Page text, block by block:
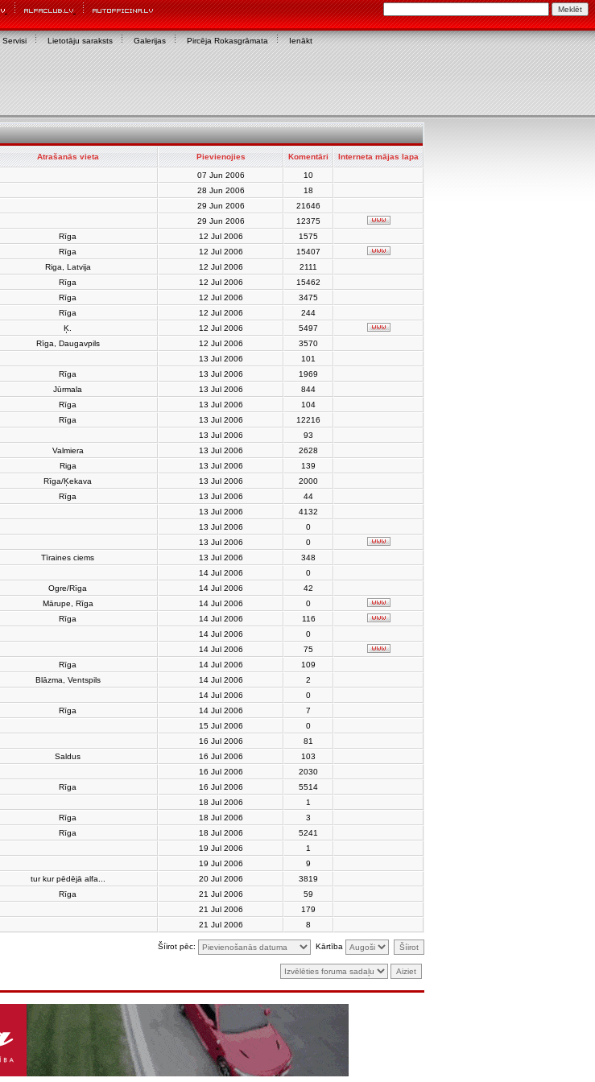
Servisi Lietotāju saraksts Galerijas Pircēja Rokasgrāmata Ienākt
Atrašanās vieta Pievienojies Komentāri Interneta mājas lapa
07 Jun 2006
10
28 Jun 2006
18
29 Jun 2006
21646
29 Jun 2006
12375
Rīga 12 Jul 2006
1575
Rīga 12 Jul 2006
15407
Riga, Latvija 12 Jul 2006
2111
Rīga 12 Jul 2006
15462
Rīga 12 Jul 2006
3475
Rīga 12 Jul 2006
244
Ķ. 12 Jul 2006
5497
Rīga, Daugavpils 12 Jul 2006
3570
13 Jul 2006
101
Rīga 13 Jul 2006
1969
Jūrmala 13 Jul 2006
844
Rīga 13 Jul 2006
104
Rīga 13 Jul 2006
12216
13 Jul 2006
93
Valmiera 13 Jul 2006
2628
Riga 13 Jul 2006
139
Rīga/Ķekava 13 Jul 2006
2000
Rīga 13 Jul 2006
44
13 Jul 2006
4132
13 Jul 2006
0
13 Jul 2006
0
Tīraines ciems 13 Jul 2006
348
14 Jul 2006
0
Ogre/Rīga 14 Jul 2006
42
Mārupe, Rīga 14 Jul 2006
0
Rīga 14 Jul 2006
116
14 Jul 2006
0
14 Jul 2006
75
Rīga 14 Jul 2006
109
Blāzma, Ventspils 14 Jul 2006
2
14 Jul 2006
0
Rīga 14 Jul 2006
7
15 Jul 2006
0
16 Jul 2006
81
Saldus 16 Jul 2006
103
16 Jul 2006
2030
Rīga 16 Jul 2006
5514
18 Jul 2006
1
Rīga 18 Jul 2006
3
Rīga 18 Jul 2006
5241
19 Jul 2006
1
19 Jul 2006
9
tur kur pēdējā alfa... 20 Jul 2006
3819
Rīga 21 Jul 2006
59
21 Jul 2006
179
21 Jul 2006 8
Šíirot pēc: Kārtība